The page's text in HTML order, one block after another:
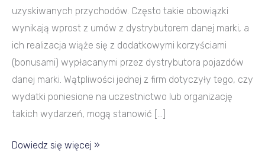
uzyskiwanych przychodów. Często takie obowiązki
wynikają wprost z umów z dystrybutorem danej marki, a
ich realizacja wiąże się z dodatkowymi korzyściami
(bonusami) wypłacanymi przez dystrybutora pojazdów
danej marki. Wątpliwości jednej z firm dotyczyły tego, czy
wydatki poniesione na uczestnictwo lub organizację
takich wydarzeń, mogą stanowić […]
Dowiedz się więcej »